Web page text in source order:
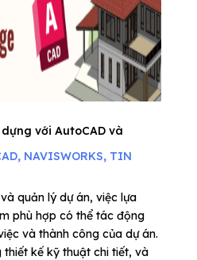
với AutoCAD và
, NAVISWORKS, TIN
quản lý dự án, việc lựa
phù hợp có thể tác động
và thành công của dự án.
thiết kế kỹ thuật chi tiết, và